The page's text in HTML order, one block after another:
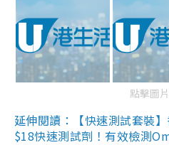
點擊圖
延伸閱讀：【快速測試套裝
$18快速測試劑！有效檢測